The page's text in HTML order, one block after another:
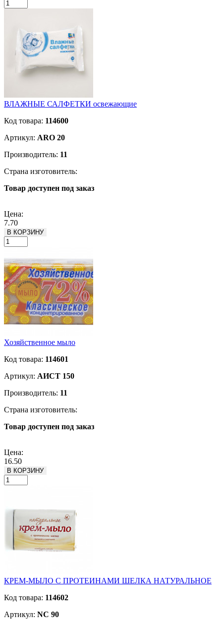
ВЛАЖНЫЕ САЛФЕТКИ освежающие
Код товара: 114600
Артикул: ARO 20
Производитель: 11
Страна изготовитель:
Товар доступен под заказ
Цена:
7.70
В КОРЗИНУ
Хозяйственное мыло
Код товара: 114601
Артикул: АИСТ 150
Производитель: 11
Страна изготовитель:
Товар доступен под заказ
Цена:
16.50
В КОРЗИНУ
КРЕМ-МЫЛО С ПРОТЕИНАМИ ШЕЛКА НАТУРАЛЬНОЕ
Код товара: 114602
Артикул: NC 90